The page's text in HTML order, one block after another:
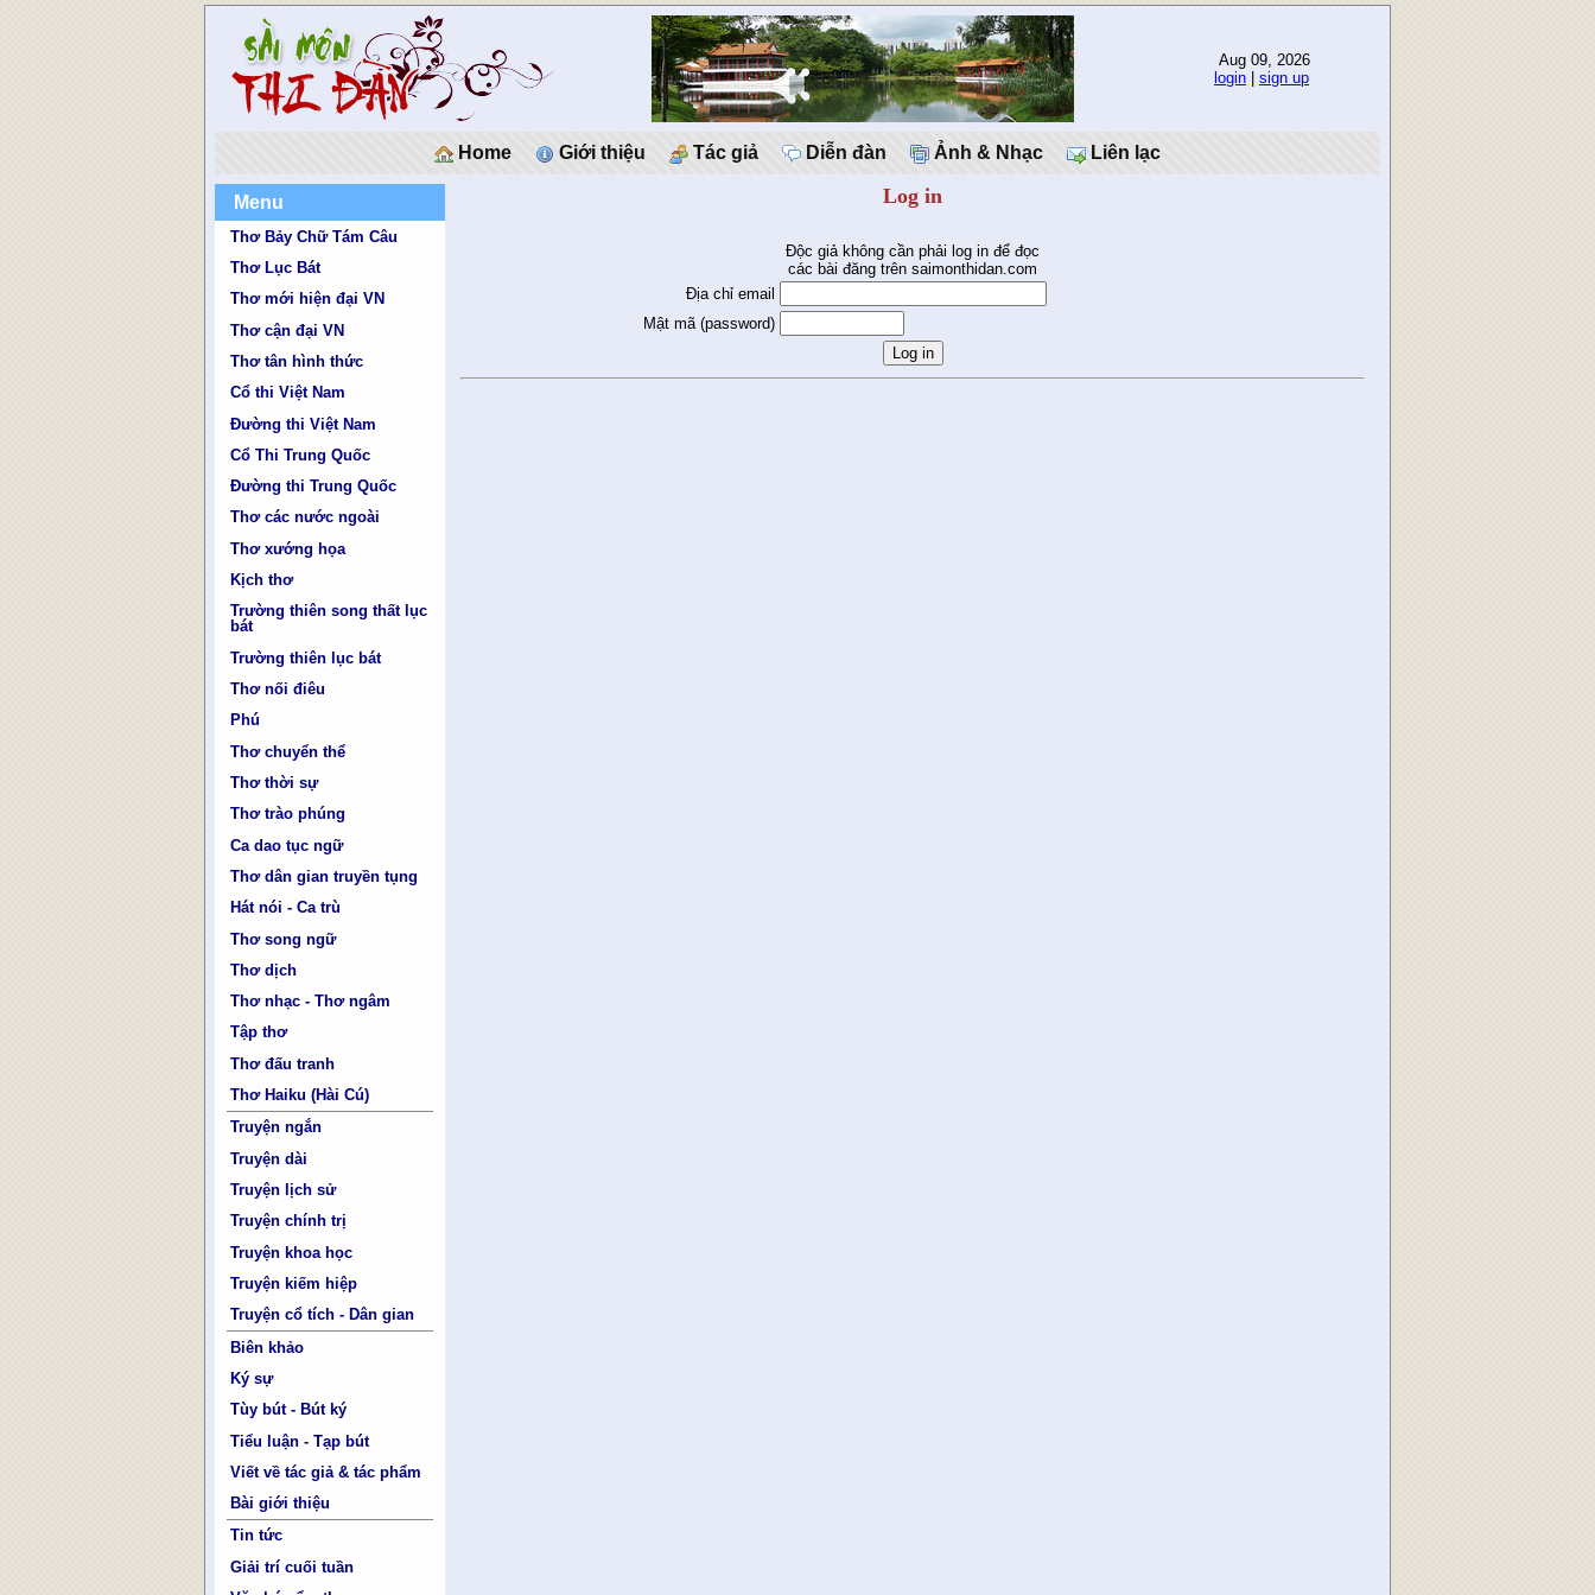
Aug 09, 2026
login
sign up
Home Giới thiệu Tác giả Diễn đàn Ảnh & Nhạc Liên lạc
Menu
Thơ Bảy Chữ Tám Câu
Thơ Lục Bát
Thơ mới hiện đại VN
Thơ cận đại VN
Thơ tân hình thức
Cổ thi Việt Nam
Đường thi Việt Nam
Cổ Thi Trung Quốc
Đường thi Trung Quốc
Thơ các nước ngoài
Thơ xướng họa
Kịch thơ
Trường thiên song thất lục
bát
Trường thiên lục bát
Thơ nối điêu
Phú
Thơ chuyển thể
Thơ thời sự
Thơ trào phúng
Ca dao tục ngữ
Thơ dân gian truyền tụng
Hát nói - Ca trù
Thơ song ngữ
Thơ dịch
Thơ nhạc - Thơ ngâm
Tập thơ
Thơ đấu tranh
Thơ Haiku (Hài Cú)
Truyện ngắn
Truyện dài
Truyện lịch sử
Truyện chính trị
Truyện khoa học
Truyện kiếm hiệp
Truyện cổ tích - Dân gian
Biên khảo
Ký sự
Tùy bút - Bút ký
Tiểu luận - Tạp bút
Viết về tác giả & tác phẩm
Bài giới thiệu
Tin tức
Giải trí cuối tuần
Log in
Độc giả không cần phải log in để đọc
các bài đăng trên saimonthidan.com
Địa chỉ email
Mật mã (password)